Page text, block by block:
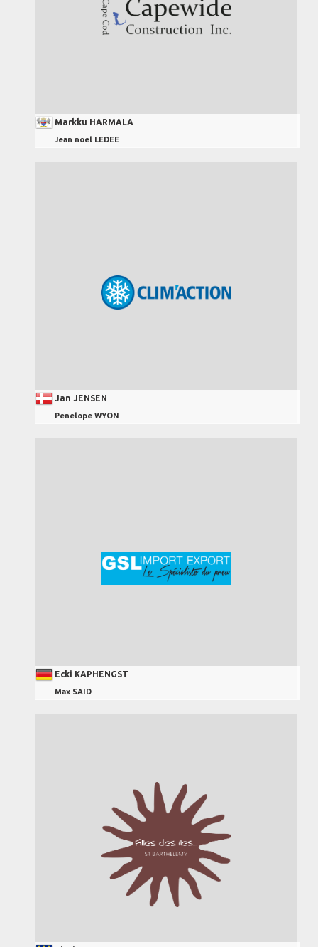
Markku HARMALA
Jean noel LEDEE
Jan JENSEN
Penelope WYON
Ecki KAPHENGST
Max SAID